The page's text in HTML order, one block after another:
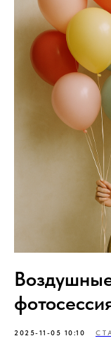
2025-11-05 10:10